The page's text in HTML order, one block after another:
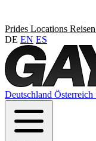
Prides Locations Reisen
DE EN ES
Deutschland Österreich